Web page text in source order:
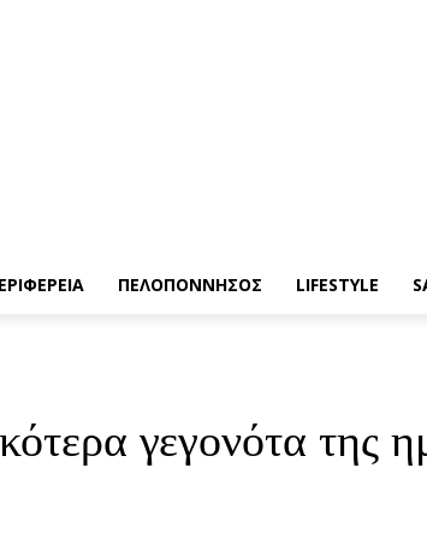
ΠΕΛΟΠΟΝΝΗΣΟΣ LIFESTYLE
γεγονότα της